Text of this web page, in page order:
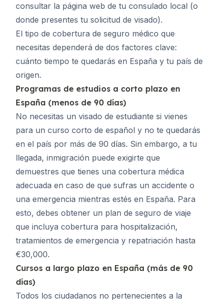
consultar la página web de tu consulado local (o
donde presentes tu solicitud de visado).
El tipo de cobertura de seguro médico que
necesitas dependerá de dos factores clave:
cuánto tiempo te quedarás en España y tu país de
origen.
Programas de estudios a corto plazo en
España (menos de 90 días)
No necesitas un visado de estudiante si vienes
para un curso corto de español y no te quedarás
en el país por más de 90 días. Sin embargo, a tu
llegada, inmigración puede exigirte que
demuestres que tienes una cobertura médica
adecuada en caso de que sufras un accidente o
una emergencia mientras estés en España. Para
esto, debes obtener un plan de seguro de viaje
que incluya cobertura para hospitalización,
tratamientos de emergencia y repatriación hasta
€30,000.
Cursos a largo plazo en España (más de 90
días)
Todos los ciudadanos no pertenecientes a la